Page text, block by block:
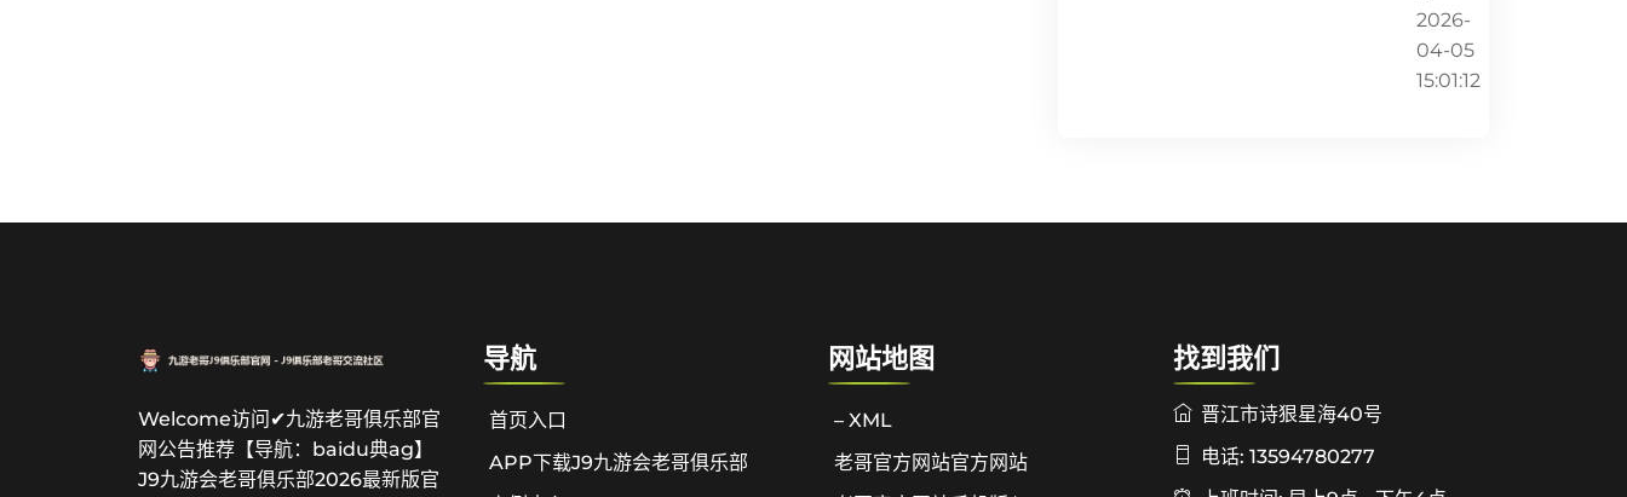
2026-
04-05
15:01:12
Welcome访问✔九游老哥俱乐部官
网公告推荐【导航：baidu典ag】
J9九游会老哥俱乐部2026最新版官
导航
首页入口
APP下载J9九游会老哥俱乐部
网站地图
– XML
老哥官方网站官方网站
找到我们
晋江市诗狠星海40号
电话: 13594780277